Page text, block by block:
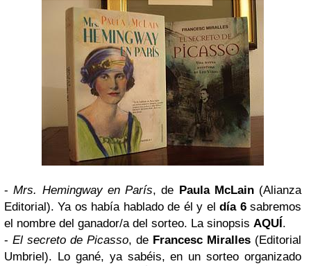
-Mrs. Hemingway en París, de Paula McLain(Alianza
Editorial). Ya os había hablado de él y el día 6sabremos
el nombre del ganador/a del sorteo. La sinopsis AQUÍ.
- El secreto de Picasso, de Francesc Miralles (Editorial
Umbriel). Lo gané, ya sabéis, en un sorteo organizado